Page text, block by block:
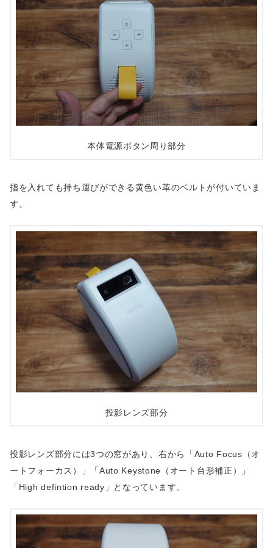
本体電源ボタン周り部分
指を入れても持ち運びができる黄色い革のベルトが付いていま
す。
投影レンズ部分
投影レンズ部分には3つの窓があり、右から「Auto Focus（オ
ートフォーカス）」「Auto Keystone（オート台形補正）」
「High defintion ready」となっています。